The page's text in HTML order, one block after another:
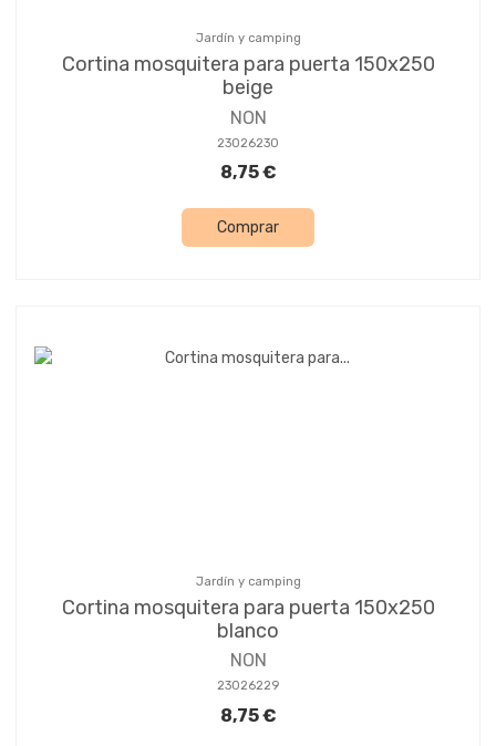
Jardín y camping
Cortina mosquitera para puerta 150x250
beige
NON
23026230
8,75 €
Comprar
Jardín y camping
Cortina mosquitera para puerta 150x250
blanco
NON
23026229
8,75 €